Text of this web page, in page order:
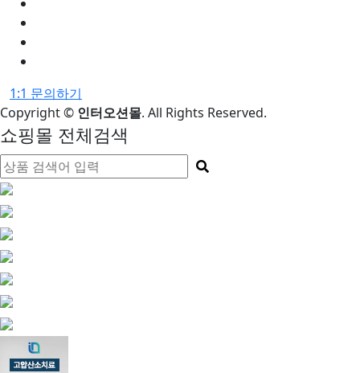
1:1 문의하기
Copyright© 인터오션몰. All Rights Reserved.
쇼핑몰 전체검색